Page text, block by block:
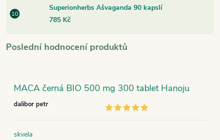
Superionherbs Ašvaganda 90 kapslí
785 Kč
Poslední hodnocení produktů
MACA černá BIO 500 mg 300 tablet Hanoju
dalibor petr
skvela